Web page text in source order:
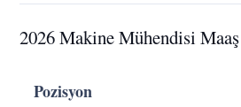
2026 Makine Mühendisi Maaş
Pozisyon